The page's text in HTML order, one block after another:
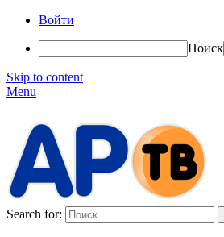
Войти
Поиск
Skip to content
Menu
Search for: